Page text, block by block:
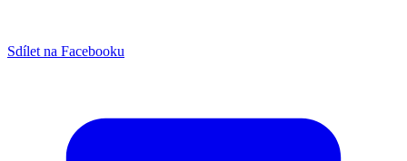
Sdílet na Facebooku